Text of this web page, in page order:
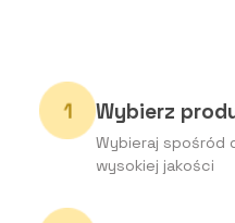
Wybierz
Wybieraj spośród
wysokiej jakości